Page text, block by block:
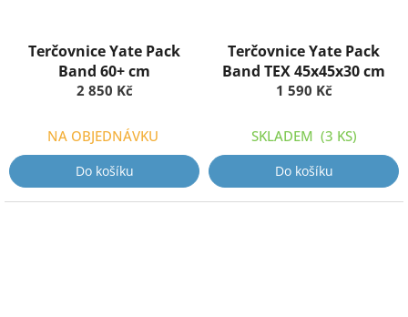
Terčovnice Yate Pack
Band 60+ cm
2 850 Kč
NA OBJEDNÁVKU
Do košíku
Terčovnice Yate Pack
Band TEX 45x45x30 cm
1 590 Kč
SKLADEM (3 KS)
Do košíku